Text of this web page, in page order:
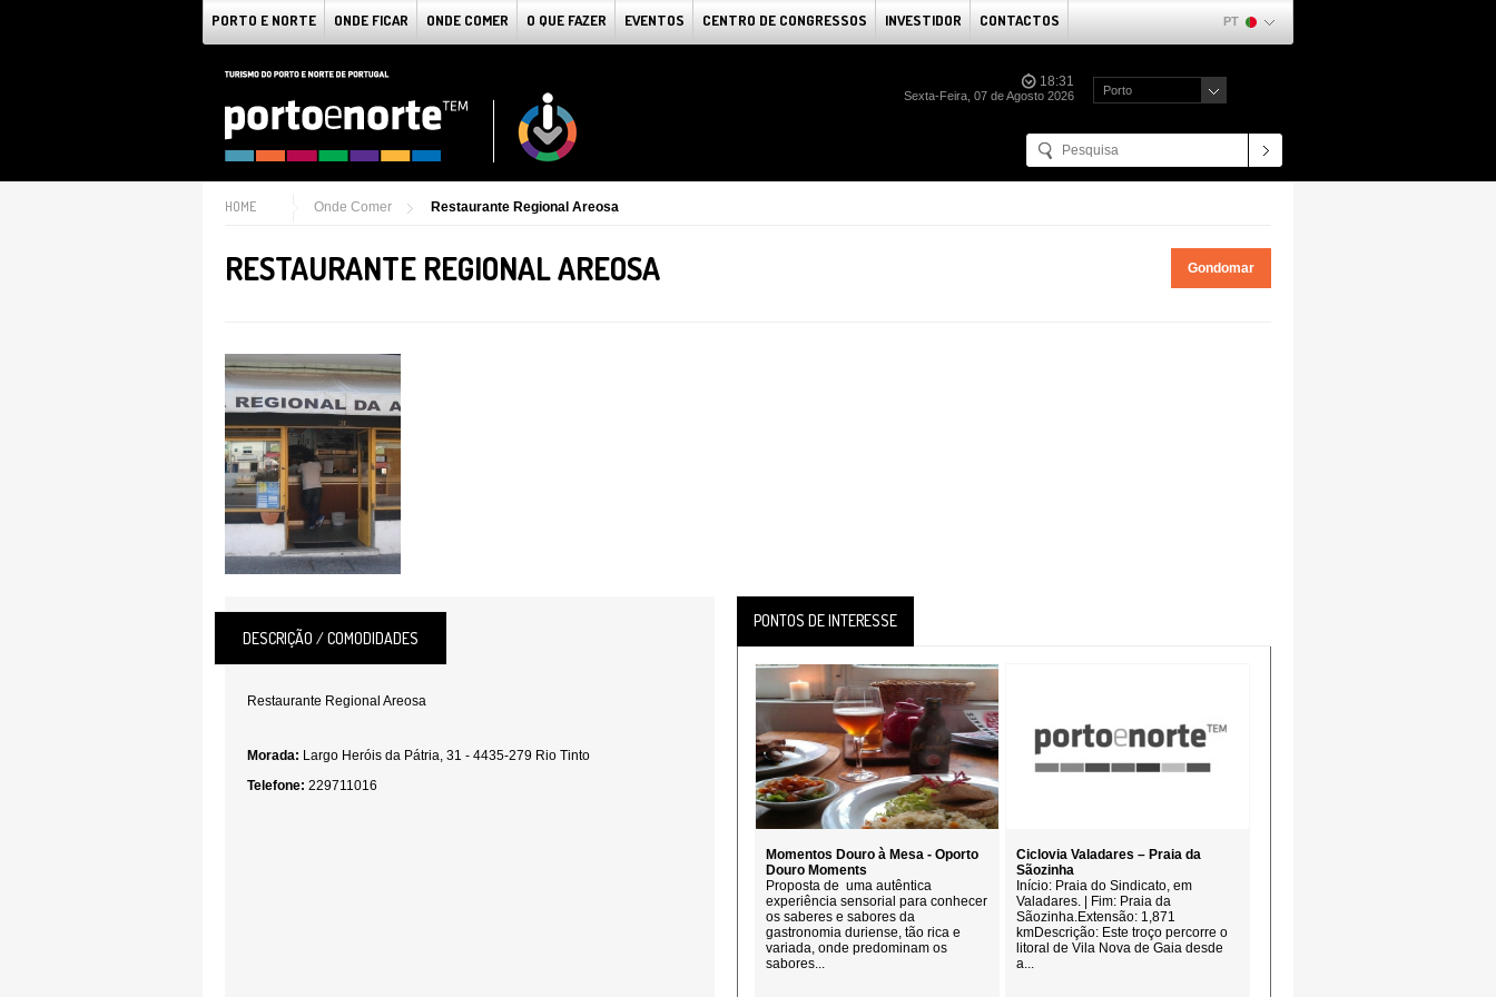
PORTO E NORTE ONDE FICAR ONDE COMER O QUE FAZER EVENTOS CENTRO DE CONGRESSOS INVESTIDOR CONTACTOS PT
18:31
Sexta-Feira, 07 de Agosto 2026 Porto
HOME Onde Comer Restaurante Regional Areosa
RESTAURANTE REGIONAL AREOSA Gondomar
DESCRIÇÃO / COMODIDADES
Restaurante Regional Areosa
Morada: Largo Heróis da Pátria, 31 - 4435-279 Rio Tinto
Telefone: 229711016
PONTOS DE INTERESSE
Momentos Douro à Mesa - Oporto
Douro Moments
Proposta de uma autêntica
experiência sensorial para conhecer
os saberes e sabores da
gastronomia duriense, tão rica e
variada, onde predominam os
sabores...
Ciclovia Valadares – Praia da
Sãozinha
Início: Praia do Sindicato, em
Valadares. | Fim: Praia da
Sãozinha.Extensão: 1,871
kmDescrição: Este troço percorre o
litoral de Vila Nova de Gaia desde
a...